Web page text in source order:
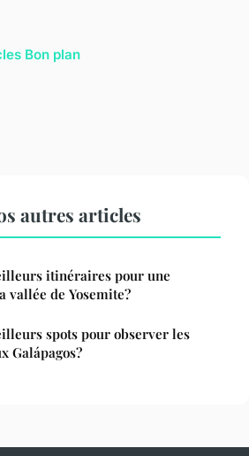
Bon plan
autres articles
itinéraires pour une
vallée de Yosemite?
spots pour observer les
Galápagos?